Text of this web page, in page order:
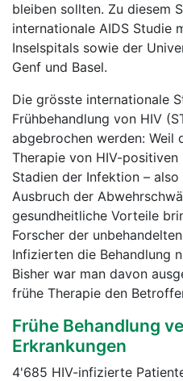
Rubriken
bleiben sollten. Zu diesem
internationale AIDS Studie
Inselspitals sowie der
Genf und Basel.
Die grösste internationale
Frühbehandlung von HIV
abgebrochen werden: Weil
Therapie von HIV-positiven
Stadien der Infektion –
Ausbruch der
gesundheitliche Vorteile
Forscher der
Infizierten die Behandlung
Bisher war man davon
frühe Therapie den
Frühe Behandlung
Erkrankungen
4'685 HIV-infizierte